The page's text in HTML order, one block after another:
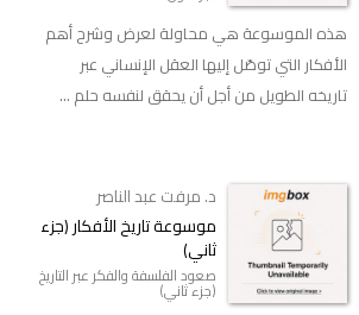
هذه الموسوعة هي محاولة لعرض وشرح أهم
الأفكار التي توصّل إليها العقل الإنساني عبر
تاريخه الطويل من أجل أن يحقق لنفسه حلم ...
د. مرفت عبد الناصر
موسوعة تاريخ الأفكار (جزء
ثاني)
صعود الفلسفة والفكر عبر التاريخ
(جزء ثاني)